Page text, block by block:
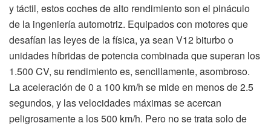
y táctil, estos coches de alto rendimiento son el pináculo
de la ingeniería automotriz. Equipados con motores que
desafían las leyes de la física, ya sean V12 biturbo o
unidades híbridas de potencia combinada que superan los
1.500 CV, su rendimiento es, sencillamente, asombroso.
La aceleración de 0 a 100 km/h se mide en menos de 2.5
segundos, y las velocidades máximas se acercan
peligrosamente a los 500 km/h. Pero no se trata solo de